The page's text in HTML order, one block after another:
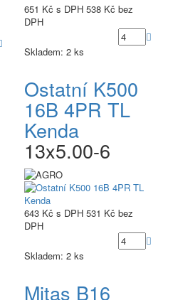
651 Kč s DPH 538 Kč bez
DPH
Skladem: 2 ks
Ostatní K500
16B 4PR TL
Kenda
13x5.00-6
643 Kč s DPH 531 Kč bez
DPH
Skladem: 2 ks
Mitas B16